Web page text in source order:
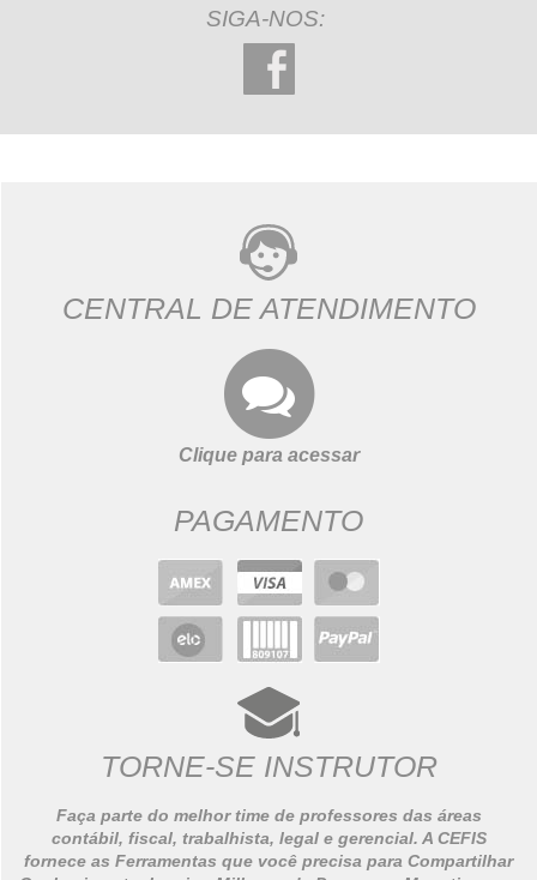
SIGA-NOS:
CENTRAL DE ATENDIMENTO
Clique para acessar
PAGAMENTO
TORNE-SE INSTRUTOR
Faça parte do melhor time de professores das áreas
contábil, fiscal, trabalhista, legal e gerencial. A CEFIS
fornece as Ferramentas que você precisa para Compartilhar